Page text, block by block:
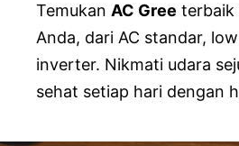
Temukan AC Gree terbaik
Anda, dari AC standar,
inverter. Nikmati udara
sehat setiap hari dengan